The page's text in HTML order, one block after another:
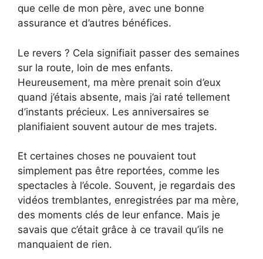
que celle de mon père, avec une bonne
assurance et d’autres bénéfices.
Le revers ? Cela signifiait passer des semaines
sur la route, loin de mes enfants.
Heureusement, ma mère prenait soin d’eux
quand j’étais absente, mais j’ai raté tellement
d’instants précieux. Les anniversaires se
planifiaient souvent autour de mes trajets.
Et certaines choses ne pouvaient tout
simplement pas être reportées, comme les
spectacles à l’école. Souvent, je regardais des
vidéos tremblantes, enregistrées par ma mère,
des moments clés de leur enfance. Mais je
savais que c’était grâce à ce travail qu’ils ne
manquaient de rien.